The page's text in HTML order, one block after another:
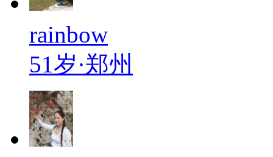
rainbow
51岁·郑州